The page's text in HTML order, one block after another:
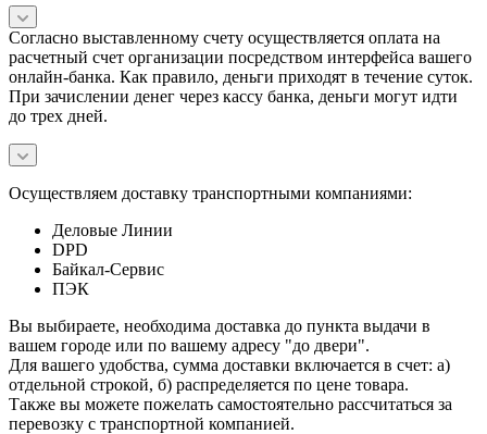
Согласно выставленному счету осуществляется оплата на
расчетный счет организации посредством интерфейса вашего
онлайн-банка. Как правило, деньги приходят в течение суток.
При зачислении денег через кассу банка, деньги могут идти
до трех дней.
Осуществляем доставку транспортными компаниями:
Деловые Линии
DPD
Байкал-Сервис
ПЭК
Вы выбираете, необходима доставка до пункта выдачи в
вашем городе или по вашему адресу "до двери".
Для вашего удобства, сумма доставки включается в счет: а)
отдельной строкой, б) распределяется по цене товара.
Также вы можете пожелать самостоятельно рассчитаться за
перевозку с транспортной компанией.